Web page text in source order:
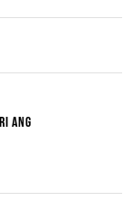
ANG